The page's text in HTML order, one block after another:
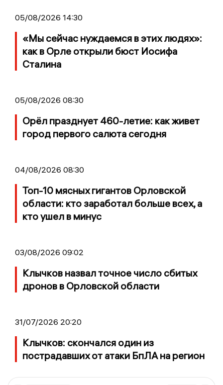
05/08/2026 14:30
«Мы сейчас нуждаемся в этих людях»:
как в Орле открыли бюст Иосифа
Сталина
05/08/2026 08:30
Орёл празднует 460-летие: как живет
город первого салюта сегодня
04/08/2026 08:30
Топ-10 мясных гигантов Орловской
области: кто заработал больше всех, а
кто ушел в минус
03/08/2026 09:02
Клычков назвал точное число сбитых
дронов в Орловской области
31/07/2026 20:20
Клычков: скончался один из
пострадавших от атаки БпЛА на регион